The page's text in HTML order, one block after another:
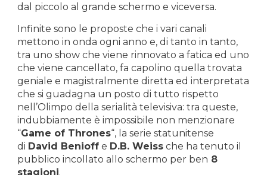
dal piccolo al grande schermo e viceversa.
Infinite sono le proposte che i vari canali
mettono in onda ogni anno e, di tanto in tanto,
tra uno show che viene rinnovato a fatica ed uno
che viene cancellato, fa capolino quella trovata
geniale e magistralmente diretta ed interpretata
che si guadagna un posto di tutto rispetto
nell’Olimpo della serialità televisiva: tra queste,
indubbiamente è impossibile non menzionare
“Game of Thrones“, la serie statunitense
di David Benioffe D.B. Weissche ha tenuto il
pubblico incollato allo schermo per ben 8
stagioni.